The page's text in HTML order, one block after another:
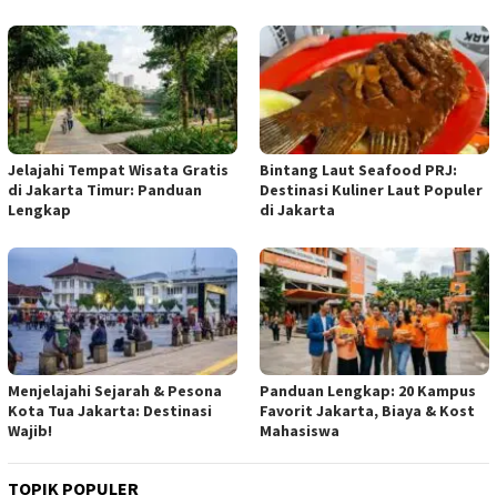
Jelajahi Tempat Wisata Gratis
di Jakarta Timur: Panduan
Lengkap
Bintang Laut Seafood PRJ:
Destinasi Kuliner Laut Populer
di Jakarta
Menjelajahi Sejarah & Pesona
Kota Tua Jakarta: Destinasi
Wajib!
Panduan Lengkap: 20 Kampus
Favorit Jakarta, Biaya & Kost
Mahasiswa
TOPIK POPULER